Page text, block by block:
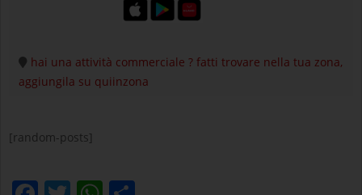
hai una attività commerciale ? fatti trovare nella tua zona,
aggiungila su quiinzona
[random-posts]